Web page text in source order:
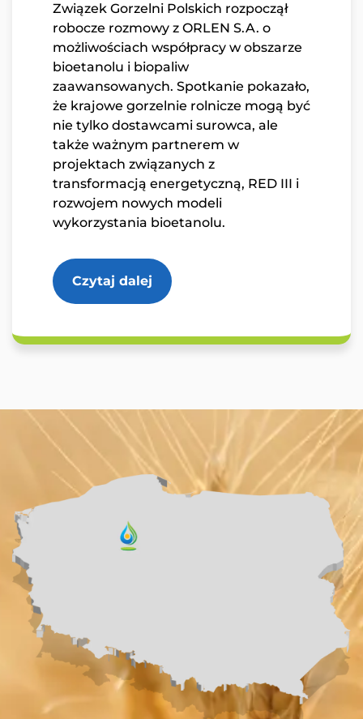
Związek Gorzelni Polskich rozpoczął
robocze rozmowy z ORLEN S.A. o
możliwościach współpracy w obszarze
bioetanolu i biopaliw
zaawansowanych. Spotkanie pokazało,
że krajowe gorzelnie rolnicze mogą być
nie tylko dostawcami surowca, ale
także ważnym partnerem w
projektach związanych z
transformacją energetyczną, RED III i
rozwojem nowych modeli
wykorzystania bioetanolu.
Czytaj dalej